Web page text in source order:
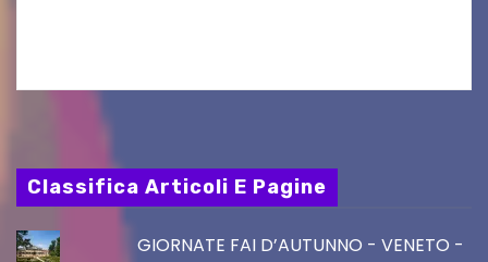
Classifica Articoli E Pagine
GIORNATE FAI D’AUTUNNO - VENETO -